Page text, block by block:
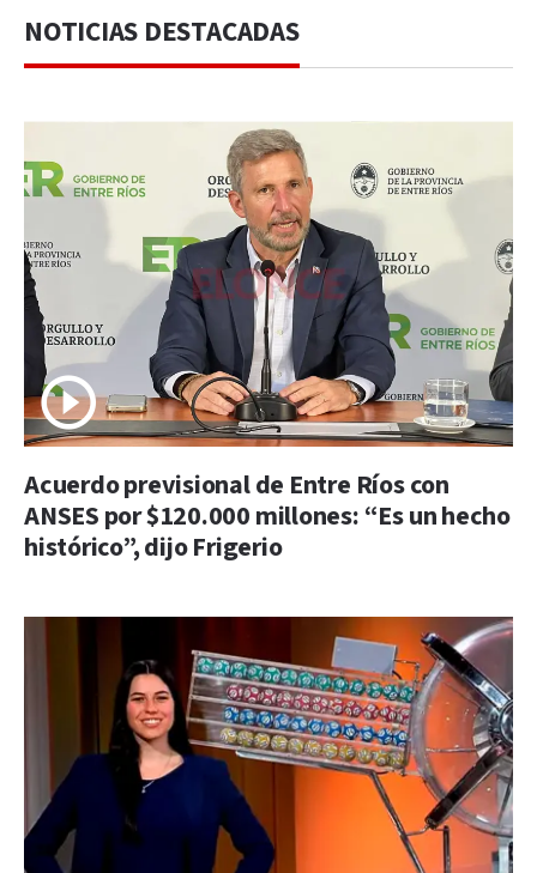
NOTICIAS DESTACADAS
Acuerdo previsional de Entre Ríos con
ANSES por $120.000 millones: “Es un hecho
histórico”, dijo Frigerio